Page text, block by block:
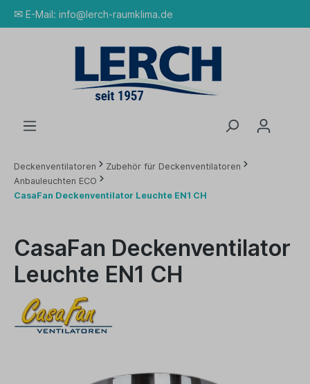
✉ E-Mail: info@lerch-raumklima.de
Deckenventilatoren
Zubehör für Deckenventilatoren
Anbauleuchten ECO
CasaFan Deckenventilator Leuchte EN1 CH
CasaFan Deckenventilator
Leuchte EN1 CH